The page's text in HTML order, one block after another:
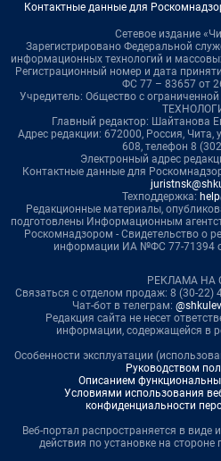
Контактные данные для
Сетевое издание
Зарегистрировано Федеральной
информационных технологий и
Регистрационный номер и дата
ФС 77 – 83657 от
Учредитель: Общество с
Главный редактор: Шайтанова
Адрес редакции: 672000, Россия, Чита,
608, телефон 8
Электронный адрес
Контактные данные для
Техподдержка:
Редакционные материалы,
подготовлены Информационным
Роскомнадзором - Свидетельство о
информации ИА №ФС 77-71394
РЕКЛАМА НА
Связаться с отделом продаж: 8 (30-22)
Чат-бот в телеграм:
Редакция сайта не несет
информации, содержащейся в
Особенности эксплуатации
Руководством
Описанием
Условиями использования
конфиденциальности
Веб-портал распространяется в виде
действия по установке на